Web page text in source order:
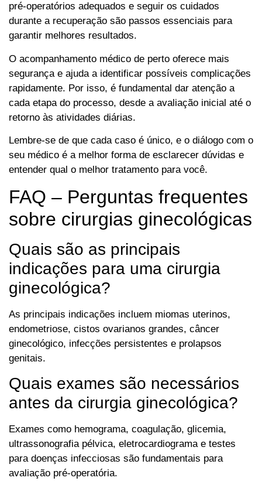
pré-operatórios adequados e seguir os cuidados
durante a recuperação são passos essenciais para
garantir melhores resultados.
O acompanhamento médico de perto oferece mais
segurança e ajuda a identificar possíveis complicações
rapidamente. Por isso, é fundamental dar atenção a
cada etapa do processo, desde a avaliação inicial até o
retorno às atividades diárias.
Lembre-se de que cada caso é único, e o diálogo com o
seu médico é a melhor forma de esclarecer dúvidas e
entender qual o melhor tratamento para você.
FAQ – Perguntas frequentes
sobre cirurgias ginecológicas
Quais são as principais
indicações para uma cirurgia
ginecológica?
As principais indicações incluem miomas uterinos,
endometriose, cistos ovarianos grandes, câncer
ginecológico, infecções persistentes e prolapsos
genitais.
Quais exames são necessários
antes da cirurgia ginecológica?
Exames como hemograma, coagulação, glicemia,
ultrassonografia pélvica, eletrocardiograma e testes
para doenças infecciosas são fundamentais para
avaliação pré-operatória.